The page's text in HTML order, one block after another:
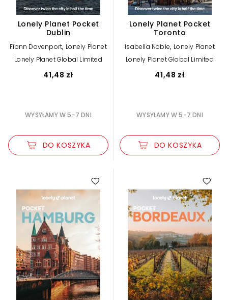
Lonely Planet Pocket
Dublin
Fionn Davenport, Lonely Planet
Lonely Planet Global Limited
41,48 zł
WYSYŁAMY W 5-7 DNI
DO KOSZYKA
Lonely Planet Pocket
Toronto
Isabella Noble, Lonely Planet
Lonely Planet Global Limited
41,48 zł
WYSYŁAMY W 5-7 DNI
DO KOSZYKA